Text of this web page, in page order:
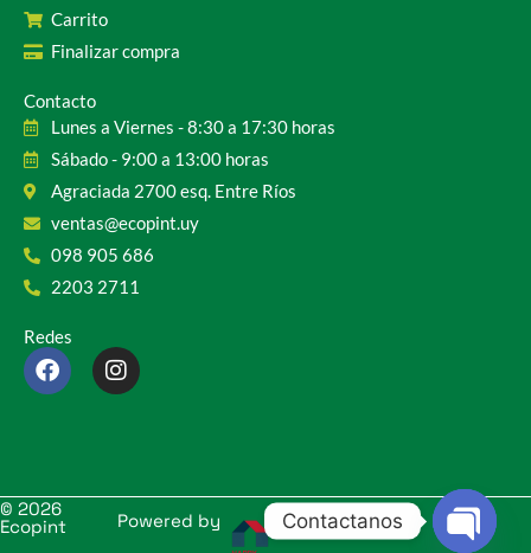
Carrito
Finalizar compra
Contacto
Lunes a Viernes - 8:30 a 17:30 horas
Sábado - 9:00 a 13:00 horas
Agraciada 2700 esq. Entre Ríos
ventas@ecopint.uy
098 905 686
2203 2711
Redes
F
a
o
k
I
n
r
a
© 2026
Ecopint Powered by Contactanos